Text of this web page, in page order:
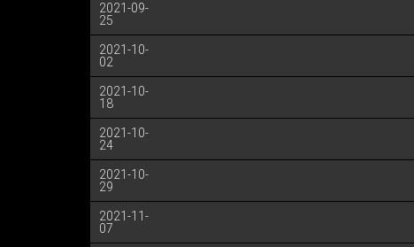
2021-09-
25
2021-10-
02
2021-10-
18
2021-10-
24
2021-10-
29
2021-11-
07